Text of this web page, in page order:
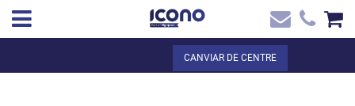
VEURE EL CISTELL
CA ✖
Inici
CANVIAR DE CENTRE